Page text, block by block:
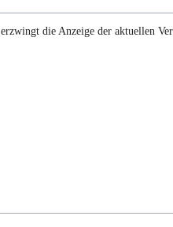
die Anzeige der aktuellen